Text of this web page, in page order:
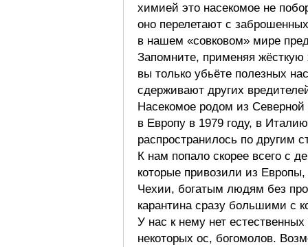
химией это насекомое не
оно перелетают с
в нашем «совковом» мире
Запомните, применяя
вы только убьёте полезных
сдерживают других
Насекомое родом из
в Европу в 1979 году, в
распространилось по другим
К нам попало скорее всего с
которые привозили из
Чехии, богатым людям без
карантина сразу большими с
У нас к нему нет естественных
некоторых ос, богомолов.